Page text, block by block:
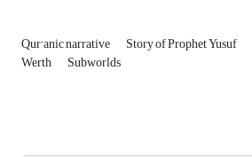
Qur'anic narrative Story of Prophet Yusuf
Werth Subworlds